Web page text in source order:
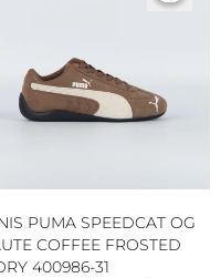
PUMA SPEEDCAT OG
COFFEE FROSTED
400986-31